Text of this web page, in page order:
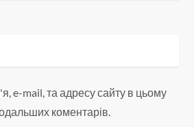
e-mail, та адресу сайту в цьому
коментарів.